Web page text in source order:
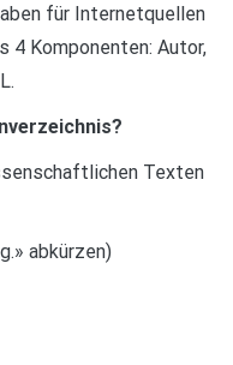
für Internetquellen
4 Komponenten: Autor,
Texten
abkürzen)